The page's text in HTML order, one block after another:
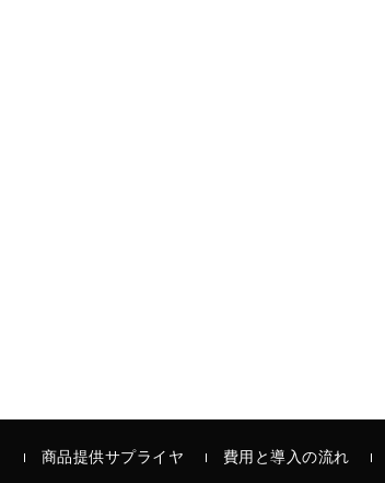
商品提供サプライヤ 費用と導入の流れ